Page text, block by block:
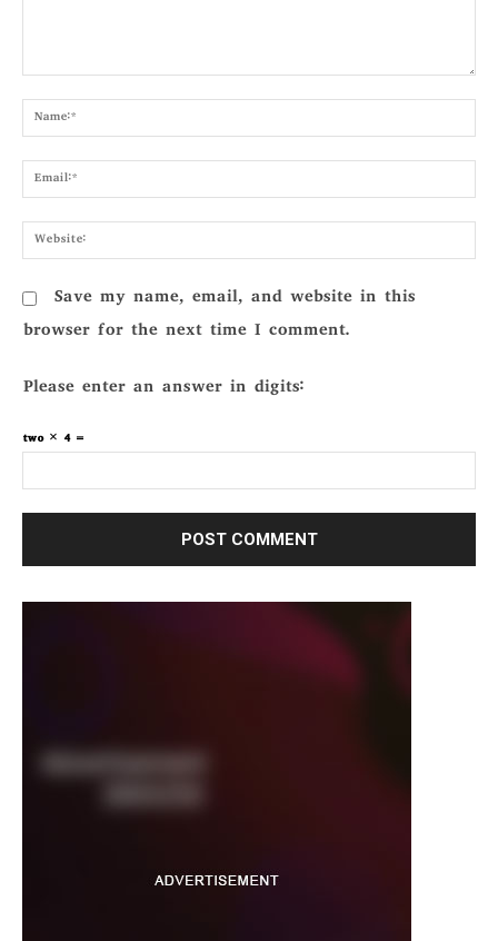
Save my name, email, and website in this
browser for the next time I comment.
Please enter an answer in digits:
two × 4 =